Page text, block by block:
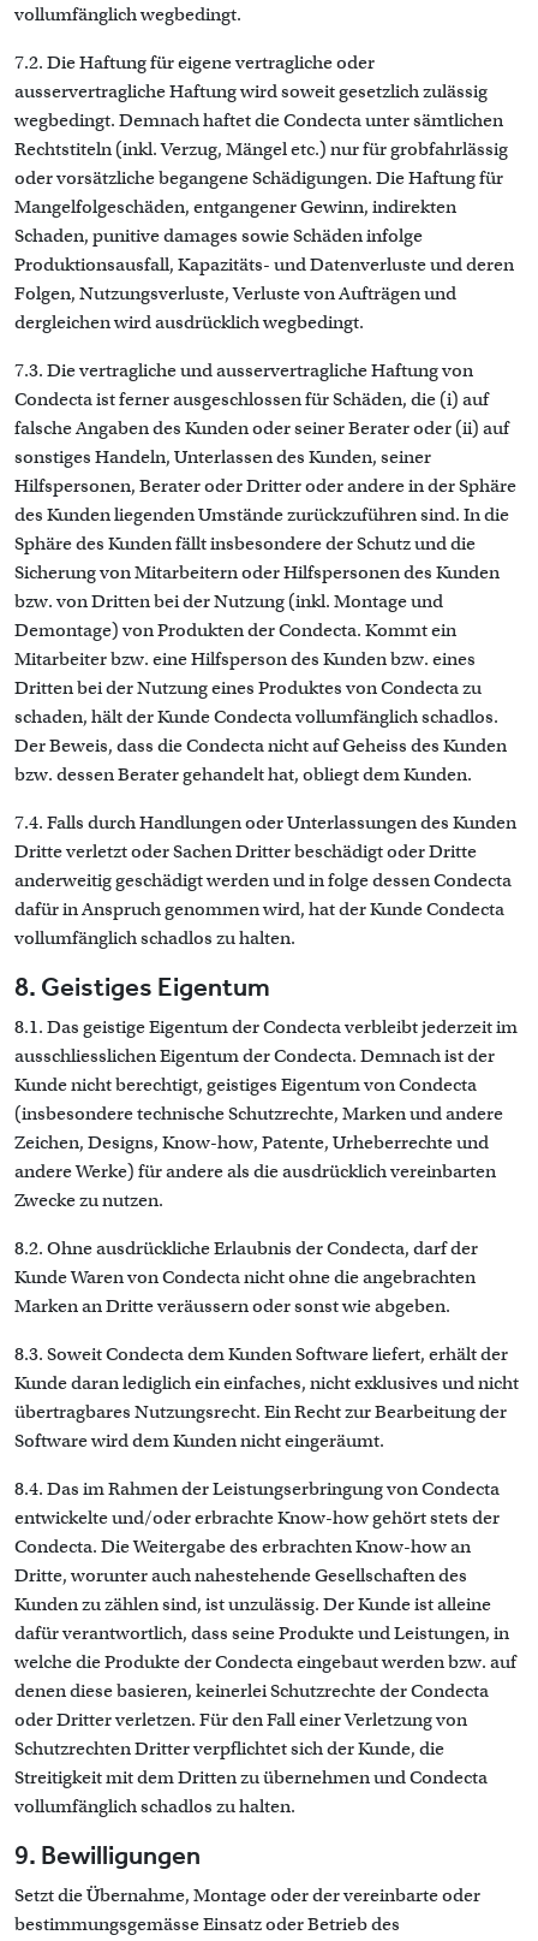
vollumfänglich wegbedingt.
7.2. Die Haftung für eigene vertragliche oder
ausservertragliche Haftung wird soweit gesetzlich zulässig
wegbedingt. Demnach haftet die Condecta unter sämtlichen
Rechtstiteln (inkl. Verzug, Mängel etc.) nur für grobfahrlässig
oder vorsätzliche begangene Schädigungen. Die Haftung für
Mangelfolgeschäden, entgangener Gewinn, indirekten
Schaden, punitive damages sowie Schäden infolge
Produktionsausfall, Kapazitäts- und Datenverluste und deren
Folgen, Nutzungsverluste, Verluste von Aufträgen und
dergleichen wird ausdrücklich wegbedingt.
7.3. Die vertragliche und ausservertragliche Haftung von
Condecta ist ferner ausgeschlossen für Schäden, die (i) auf
falsche Angaben des Kunden oder seiner Berater oder (ii) auf
sonstiges Handeln, Unterlassen des Kunden, seiner
Hilfspersonen, Berater oder Dritter oder andere in der Sphäre
des Kunden liegenden Umstände zurückzuführen sind. In die
Sphäre des Kunden fällt insbesondere der Schutz und die
Sicherung von Mitarbeitern oder Hilfspersonen des Kunden
bzw. von Dritten bei der Nutzung (inkl. Montage und
Demontage) von Produkten der Condecta. Kommt ein
Mitarbeiter bzw. eine Hilfsperson des Kunden bzw. eines
Dritten bei der Nutzung eines Produktes von Condecta zu
schaden, hält der Kunde Condecta vollumfänglich schadlos.
Der Beweis, dass die Condecta nicht auf Geheiss des Kunden
bzw. dessen Berater gehandelt hat, obliegt dem Kunden.
7.4. Falls durch Handlungen oder Unterlassungen des Kunden
Dritte verletzt oder Sachen Dritter beschädigt oder Dritte
anderweitig geschädigt werden und in folge dessen Condecta
dafür in Anspruch genommen wird, hat der Kunde Condecta
vollumfänglich schadlos zu halten.
8. Geistiges Eigentum
8.1. Das geistige Eigentum der Condecta verbleibt jederzeit im
ausschliesslichen Eigentum der Condecta. Demnach ist der
Kunde nicht berechtigt, geistiges Eigentum von Condecta
(insbesondere technische Schutzrechte, Marken und andere
Zeichen, Designs, Know-how, Patente, Urheberrechte und
andere Werke) für andere als die ausdrücklich vereinbarten
Zwecke zu nutzen.
8.2. Ohne ausdrückliche Erlaubnis der Condecta, darf der
Kunde Waren von Condecta nicht ohne die angebrachten
Marken an Dritte veräussern oder sonst wie abgeben.
8.3. Soweit Condecta dem Kunden Software liefert, erhält der
Kunde daran lediglich ein einfaches, nicht exklusives und nicht
übertragbares Nutzungsrecht. Ein Recht zur Bearbeitung der
Software wird dem Kunden nicht eingeräumt.
8.4. Das im Rahmen der Leistungserbringung von Condecta
entwickelte und/oder erbrachte Know-how gehört stets der
Condecta. Die Weitergabe des erbrachten Know-how an
Dritte, worunter auch nahestehende Gesellschaften des
Kunden zu zählen sind, ist unzulässig. Der Kunde ist alleine
dafür verantwortlich, dass seine Produkte und Leistungen, in
welche die Produkte der Condecta eingebaut werden bzw. auf
denen diese basieren, keinerlei Schutzrechte der Condecta
oder Dritter verletzen. Für den Fall einer Verletzung von
Schutzrechten Dritter verpflichtet sich der Kunde, die
Streitigkeit mit dem Dritten zu übernehmen und Condecta
vollumfänglich schadlos zu halten.
9. Bewilligungen
Setzt die Übernahme, Montage oder der vereinbarte oder
bestimmungsgemässe Einsatz oder Betrieb des